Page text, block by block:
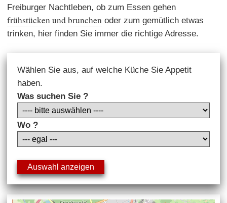
Freiburger Nachtleben, ob zum Essen gehen
frühstücken und brunchen oder zum gemütlich etwas
trinken, hier finden Sie immer die richtige Adresse.
Wählen Sie aus, auf welche Küche Sie Appetit
haben.
Was suchen Sie ?
Wo ?